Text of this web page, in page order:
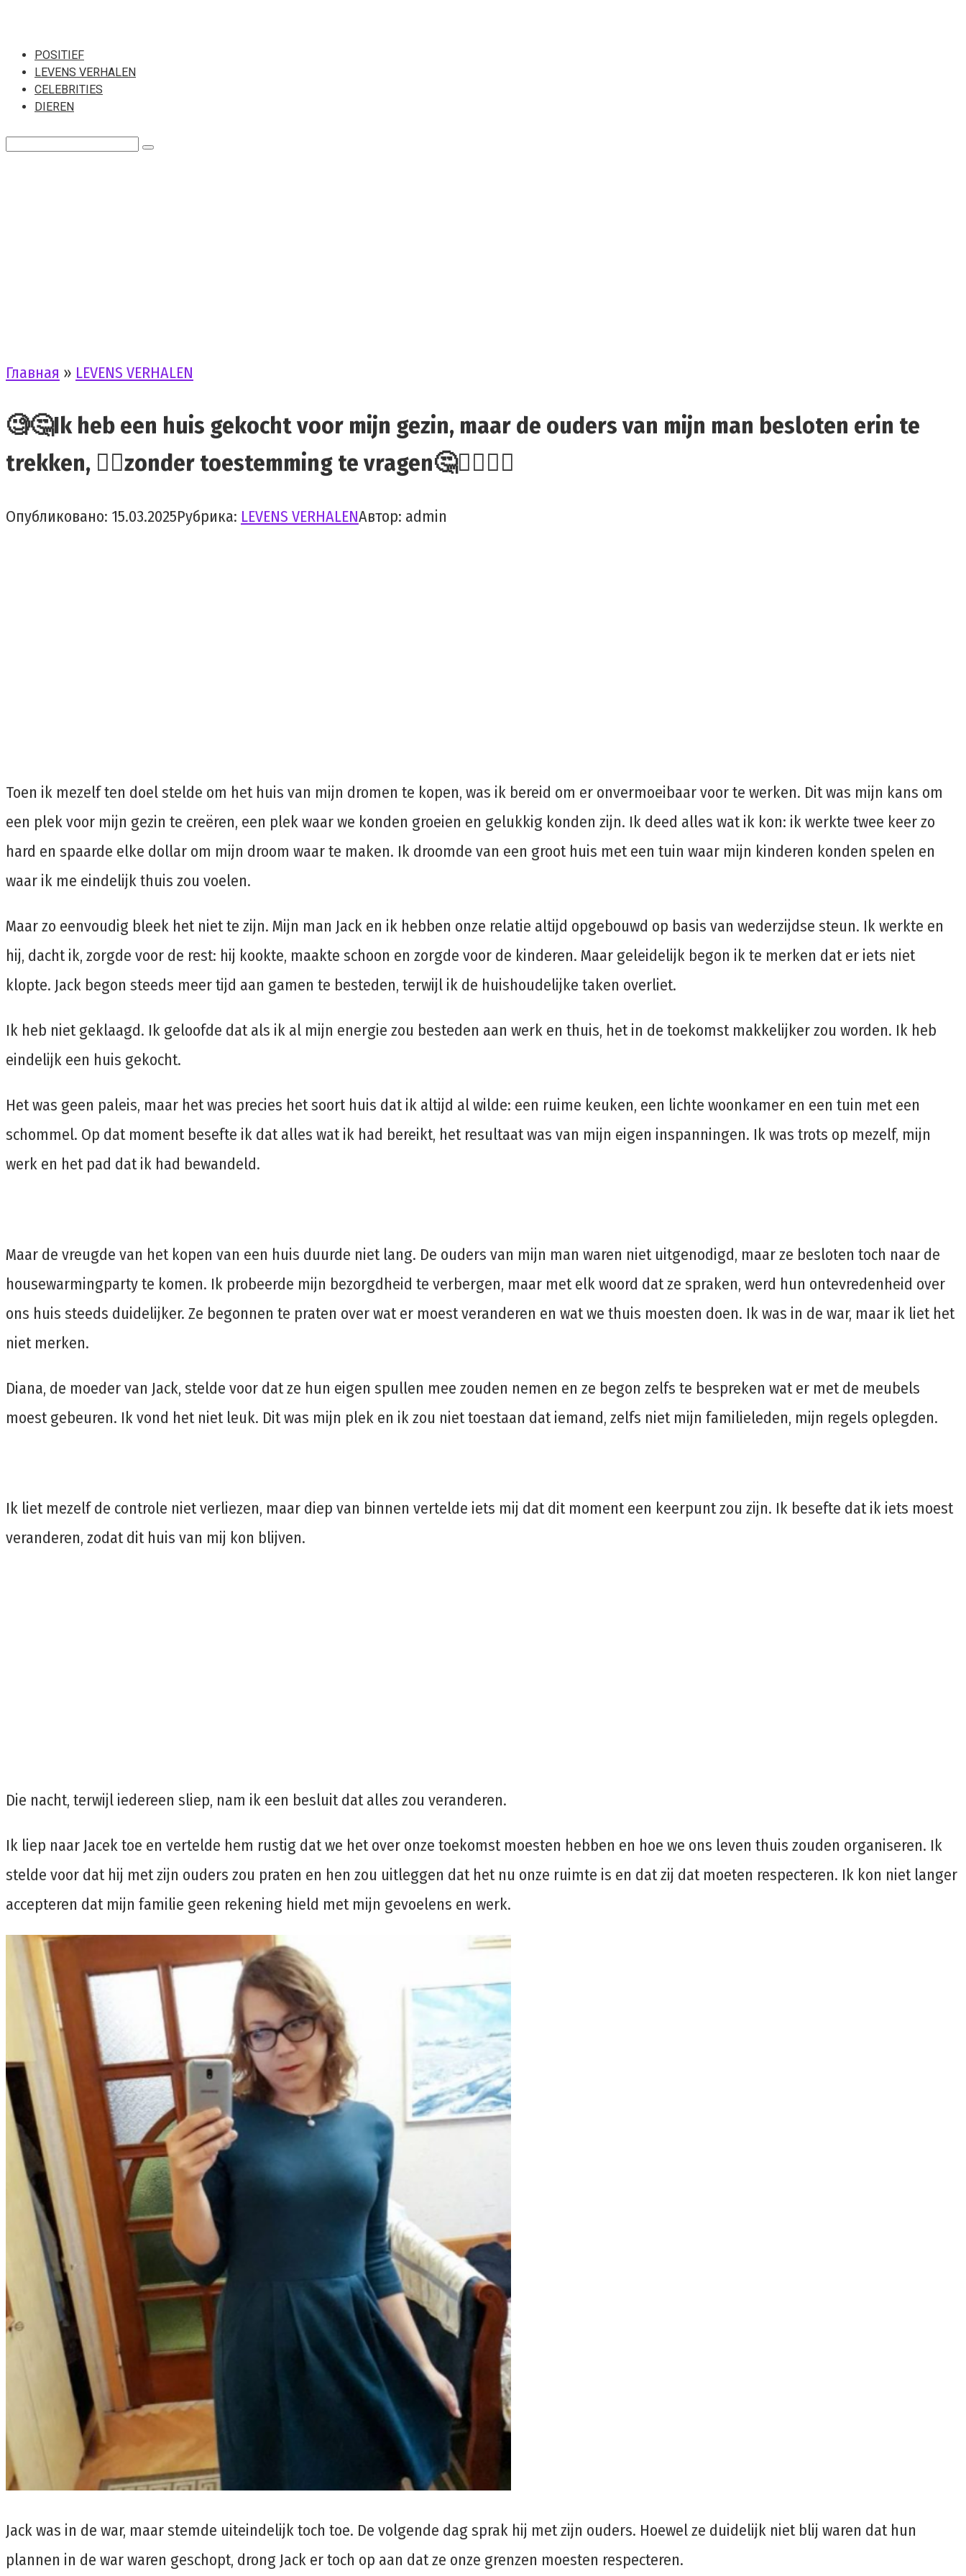
контенту
POSITIEF
LEVENS VERHALEN
CELEBRITIES
DIEREN
Поиск:
Главная » LEVENS VERHALEN
🧐🤔Ik heb een huis gekocht voor mijn gezin, maar de ouders van mijn man besloten erin te
trekken, 🤷‍♀️zonder toestemming te vragen🤔🙅‍♀️🤷‍♀️
Опубликовано: 15.03.2025Рубрика: LEVENS VERHALENАвтор: admin
Toen ik mezelf ten doel stelde om het huis van mijn dromen te kopen, was ik bereid om er onvermoeibaar voor te werken. Dit was mijn kans om
een ​​plek voor mijn gezin te creëren, een plek waar we konden groeien en gelukkig konden zijn. Ik deed alles wat ik kon: ik werkte twee keer zo
hard en spaarde elke dollar om mijn droom waar te maken. Ik droomde van een groot huis met een tuin waar mijn kinderen konden spelen en
waar ik me eindelijk thuis zou voelen.
Maar zo eenvoudig bleek het niet te zijn. Mijn man Jack en ik hebben onze relatie altijd opgebouwd op basis van wederzijdse steun. Ik werkte en
hij, dacht ik, zorgde voor de rest: hij kookte, maakte schoon en zorgde voor de kinderen. Maar geleidelijk begon ik te merken dat er iets niet
klopte. Jack begon steeds meer tijd aan gamen te besteden, terwijl ik de huishoudelijke taken overliet.
Ik heb niet geklaagd. Ik geloofde dat als ik al mijn energie zou besteden aan werk en thuis, het in de toekomst makkelijker zou worden. Ik heb
eindelijk een huis gekocht.
Het was geen paleis, maar het was precies het soort huis dat ik altijd al wilde: een ruime keuken, een lichte woonkamer en een tuin met een
schommel. Op dat moment besefte ik dat alles wat ik had bereikt, het resultaat was van mijn eigen inspanningen. Ik was trots op mezelf, mijn
werk en het pad dat ik had bewandeld.
Maar de vreugde van het kopen van een huis duurde niet lang. De ouders van mijn man waren niet uitgenodigd, maar ze besloten toch naar de
housewarmingparty te komen. Ik probeerde mijn bezorgdheid te verbergen, maar met elk woord dat ze spraken, werd hun ontevredenheid over
ons huis steeds duidelijker. Ze begonnen te praten over wat er moest veranderen en wat we thuis moesten doen. Ik was in de war, maar ik liet het
niet merken.
Diana, de moeder van Jack, stelde voor dat ze hun eigen spullen mee zouden nemen en ze begon zelfs te bespreken wat er met de meubels
moest gebeuren. Ik vond het niet leuk. Dit was mijn plek en ik zou niet toestaan ​​dat iemand, zelfs niet mijn familieleden, mijn regels oplegden.
Ik liet mezelf de controle niet verliezen, maar diep van binnen vertelde iets mij dat dit moment een keerpunt zou zijn. Ik besefte dat ik iets moest
veranderen, zodat dit huis van mij kon blijven.
Die nacht, terwijl iedereen sliep, nam ik een besluit dat alles zou veranderen.
Ik liep naar Jacek toe en vertelde hem rustig dat we het over onze toekomst moesten hebben en hoe we ons leven thuis zouden organiseren. Ik
stelde voor dat hij met zijn ouders zou praten en hen zou uitleggen dat het nu onze ruimte is en dat zij dat moeten respecteren. Ik kon niet langer
accepteren dat mijn familie geen rekening hield met mijn gevoelens en werk.
Jack was in de war, maar stemde uiteindelijk toch toe. De volgende dag sprak hij met zijn ouders. Hoewel ze duidelijk niet blij waren dat hun
plannen in de war waren geschopt, drong Jack er toch op aan dat ze onze grenzen moesten respecteren.